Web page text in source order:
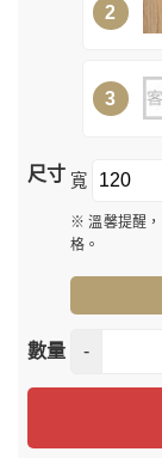
2
3
尺寸 寬
※ 溫馨提醒，
格。
數量 -